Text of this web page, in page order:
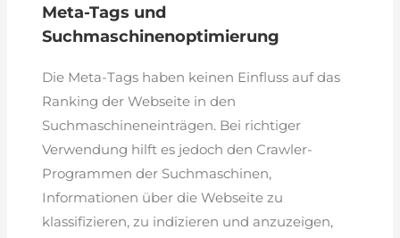
Meta-Tags und
Suchmaschinenoptimierung
Die Meta-Tags haben keinen Einfluss auf das
Ranking der Webseite in den
Suchmaschineneinträgen. Bei richtiger
Verwendung hilft es jedoch den Crawler-
Programmen der Suchmaschinen,
Informationen über die Webseite zu
klassifizieren, zu indizieren und anzuzeigen,